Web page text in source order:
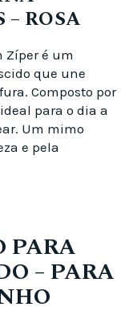
– ROSA
Zíper é um
que une
Composto por
para o dia a
Um mimo
e pela
PARA
– PARA